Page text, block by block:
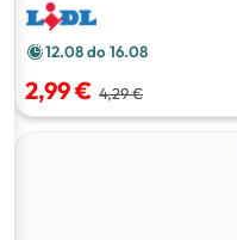
12.08 do 16.08
2,99 € 4,29 €